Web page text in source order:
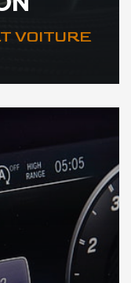
VOITURE
au Chili